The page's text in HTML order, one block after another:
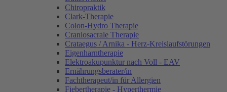
Chiropraktik
Clark-Therapie
Colon-Hydro Therapie
Craniosacrale Therapie
Crataegus / Arnika - Herz-Kreislaufstörungen
Eigenharntherapie
Elektroakupunktur nach Voll - EAV
Ernährungsberater/in
Fachtherapeut/in für Allergien
Fiebertherapie - Hyperthermie